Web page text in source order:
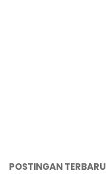
POSTINGAN TERBARU